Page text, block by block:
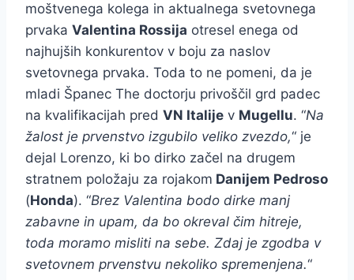
moštvenega kolega in aktualnega svetovnega
prvaka Valentina Rossija otresel enega od
najhujših konkurentov v boju za naslov
svetovnega prvaka. Toda to ne pomeni, da je
mladi Španec The doctorju privoščil grd padec
na kvalifikacijah pred VN Italije v Mugellu. “Na
žalost je prvenstvo izgubilo veliko zvezdo,“ je
dejal Lorenzo, ki bo dirko začel na drugem
stratnem položaju za rojakom Danijem Pedroso
(Honda). “Brez Valentina bodo dirke manj
zabavne in upam, da bo okreval čim hitreje,
toda moramo misliti na sebe. Zdaj je zgodba v
svetovnem prvenstvu nekoliko spremenjena.“